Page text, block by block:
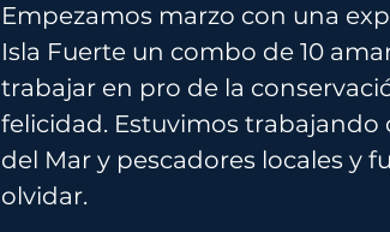
Empezamos marzo con una
Isla Fuerte un combo de 10
trabajar en pro de la
felicidad. Estuvimos trabajando
del Mar y pescadores locales y
olvidar.